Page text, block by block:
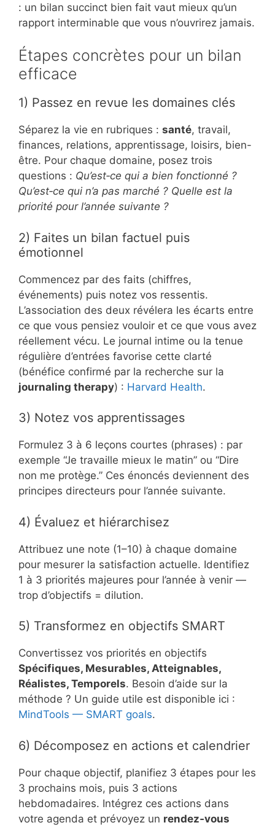
: un bilan succinct bien fait vaut mieux qu’un
rapport interminable que vous n’ouvrirez jamais.
Étapes concrètes pour un bilan
efficace
1) Passez en revue les domaines clés
Séparez la vie en rubriques : santé, travail,
finances, relations, apprentissage, loisirs, bien-
être. Pour chaque domaine, posez trois
questions : Qu’est‑ce qui a bien fonctionné ?
Qu’est‑ce qui n’a pas marché ? Quelle est la
priorité pour l’année suivante ?
2) Faites un bilan factuel puis
émotionnel
Commencez par des faits (chiffres,
événements) puis notez vos ressentis.
L’association des deux révélera les écarts entre
ce que vous pensiez vouloir et ce que vous avez
réellement vécu. Le journal intime ou la tenue
régulière d’entrées favorise cette clarté
(bénéfice confirmé par la recherche sur la
journaling therapy) : Harvard Health.
3) Notez vos apprentissages
Formulez 3 à 6 leçons courtes (phrases) : par
exemple “Je travaille mieux le matin” ou “Dire
non me protège.” Ces énoncés deviennent des
principes directeurs pour l’année suivante.
4) Évaluez et hiérarchisez
Attribuez une note (1–10) à chaque domaine
pour mesurer la satisfaction actuelle. Identifiez
1 à 3 priorités majeures pour l’année à venir —
trop d’objectifs = dilution.
5) Transformez en objectifs SMART
Convertissez vos priorités en objectifs
Spécifiques, Mesurables, Atteignables,
Réalistes, Temporels. Besoin d’aide sur la
méthode ? Un guide utile est disponible ici :
MindTools — SMART goals.
6) Décomposez en actions et calendrier
Pour chaque objectif, planifiez 3 étapes pour les
3 prochains mois, puis 3 actions
hebdomadaires. Intégrez ces actions dans
votre agenda et prévoyez un rendez‑vous